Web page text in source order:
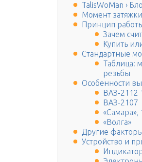
TalisWoMan ›
Момент
Принцип
Зачем
Купить
Стандартные
Таблица:
резьбы
Особенности
ВАЗ-2112
ВАЗ-2107
«Самара»,
«Волга»
Другие
Устройство и